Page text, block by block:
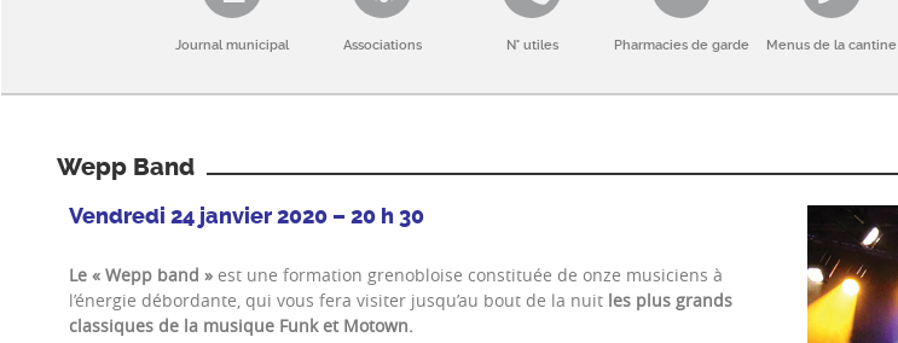
Journal municipal Associations N° utiles Pharmacies de garde Menus de la cantine
Wepp Band
Vendredi 24 janvier 2020 – 20 h 30
Le « Wepp band » est une formation grenobloise constituée de onze musiciens à
l’énergie débordante, qui vous fera visiter jusqu’au bout de la nuit les plus grands
classiques de la musique Funk et Motown.